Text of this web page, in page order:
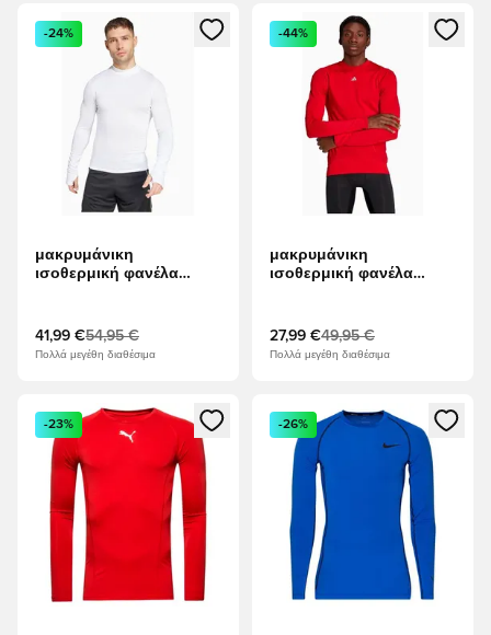
Ανοίγει ένα Modal για να συνδεθείτε ή να εγγραφείτε ως
-24%
μακρυμάνικη
ισοθερμική φανέλα
41,99 €54,95 €
Πολλά μεγέθη διαθέσιμα
Ανοίγει ένα Modal για να
-44%
μακρυμάνικη
ισοθερμική φανέλα
27,99 €49,95 €
Πολλά μεγέθη διαθέσιμα
Ανοίγει ένα Modal για να συνδεθείτε ή να εγγραφείτε ως
-23%
Ανοίγει ένα Modal για να
-26%